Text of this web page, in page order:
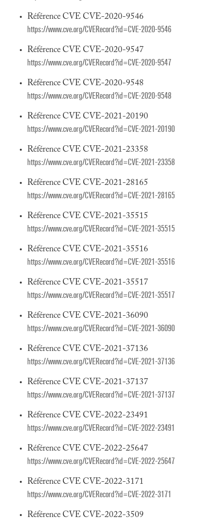
Référence CVE CVE-2020-9546
https://www.cve.org/CVERecord?id=CVE-2020-9546
Référence CVE CVE-2020-9547
https://www.cve.org/CVERecord?id=CVE-2020-9547
Référence CVE CVE-2020-9548
https://www.cve.org/CVERecord?id=CVE-2020-9548
Référence CVE CVE-2021-20190
https://www.cve.org/CVERecord?id=CVE-2021-20190
Référence CVE CVE-2021-23358
https://www.cve.org/CVERecord?id=CVE-2021-23358
Référence CVE CVE-2021-28165
https://www.cve.org/CVERecord?id=CVE-2021-28165
Référence CVE CVE-2021-35515
https://www.cve.org/CVERecord?id=CVE-2021-35515
Référence CVE CVE-2021-35516
https://www.cve.org/CVERecord?id=CVE-2021-35516
Référence CVE CVE-2021-35517
https://www.cve.org/CVERecord?id=CVE-2021-35517
Référence CVE CVE-2021-36090
https://www.cve.org/CVERecord?id=CVE-2021-36090
Référence CVE CVE-2021-37136
https://www.cve.org/CVERecord?id=CVE-2021-37136
Référence CVE CVE-2021-37137
https://www.cve.org/CVERecord?id=CVE-2021-37137
Référence CVE CVE-2022-23491
https://www.cve.org/CVERecord?id=CVE-2022-23491
Référence CVE CVE-2022-25647
https://www.cve.org/CVERecord?id=CVE-2022-25647
Référence CVE CVE-2022-3171
https://www.cve.org/CVERecord?id=CVE-2022-3171
Référence CVE CVE-2022-3509